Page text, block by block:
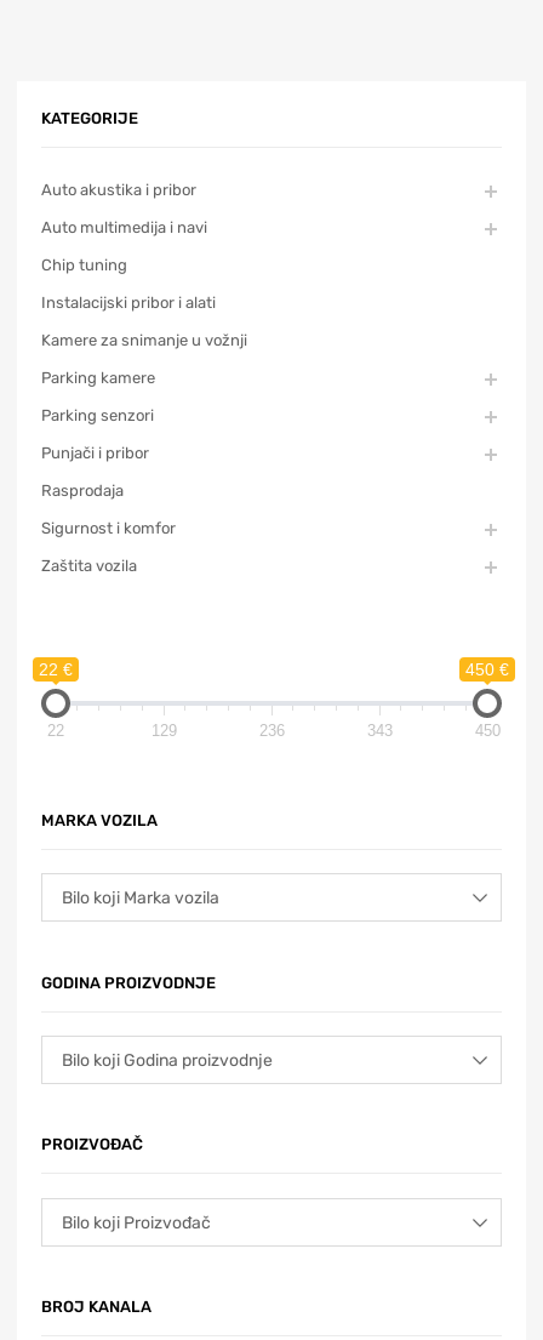
KATEGORIJE
Auto akustika i pribor
Auto multimedija i navi
Chip tuning
Instalacijski pribor i alati
Kamere za snimanje u vožnji
Parking kamere
Parking senzori
Punjači i pribor
Rasprodaja
Sigurnost i komfor
Zaštita vozila
22 € 450 €
22 129 236 343 450
MARKA VOZILA
GODINA PROIZVODNJE
PROIZVOĐAČ
BROJ KANALA